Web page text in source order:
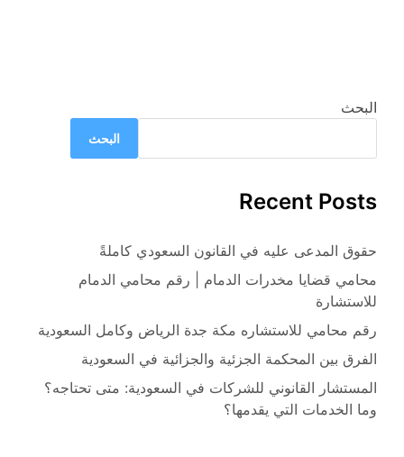
البحث
البحث
Recent Posts
حقوق المدعى عليه في القانون السعودي كاملةً
محامي قضايا مخدرات الدمام | رقم محامي الدمام
للاستشارة
رقم محامي للاستشاره مكة جدة الرياض وكامل السعودية
الفرق بين المحكمة الجزئية والجزائية في السعودية
المستشار القانوني للشركات في السعودية: متى تحتاجه؟
وما الخدمات التي يقدمها؟